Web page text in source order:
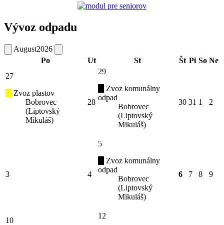
Vývoz odpadu
August2026
Po
Ut St Št Pi So Ne
27
Zvoz plastov
Bobrovec
(Liptovský
Mikuláš)
28
29
Zvoz komunálny
odpad
Bobrovec
(Liptovský
Mikuláš)
30 31 1 2
3 4
5
Zvoz komunálny
odpad
Bobrovec
(Liptovský
Mikuláš)
6 7 8 9
10
12